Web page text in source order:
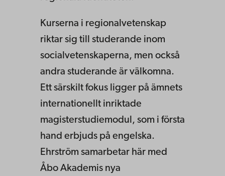
Kurserna i regionalvetenskap
riktar sig till studerande inom
socialvetenskaperna, men också
andra studerande är välkomna.
Ett särskilt fokus ligger på ämnets
internationellt inriktade
magisterstudiemodul, som i första
hand erbjuds på engelska.
Ehrström samarbetar här med
Åbo Akademis nya